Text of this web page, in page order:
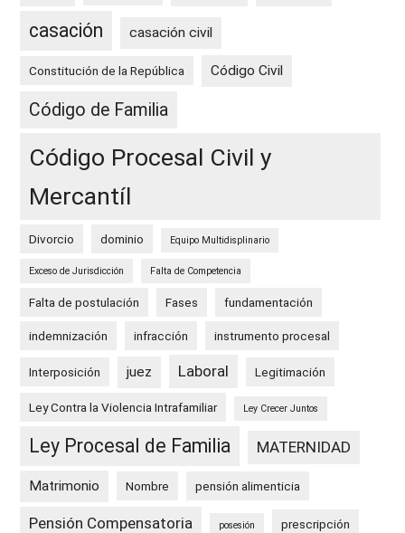
casación casación civil
Constitución de la República Código Civil
Código de Familia
Código Procesal Civil y
Mercantíl
Divorcio dominio Equipo Multidisplinario
Exceso de Jurisdicción Falta de Competencia
Falta de postulación Fases fundamentación
indemnización infracción instrumento procesal
Interposición juez Laboral Legitimación
Ley Contra la Violencia Intrafamiliar Ley Crecer Juntos
Ley Procesal de Familia MATERNIDAD
Matrimonio Nombre pensión alimenticia
Pensión Compensatoria posesión prescripción